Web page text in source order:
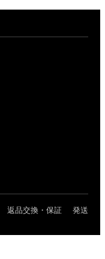
返品交換・保証 発送